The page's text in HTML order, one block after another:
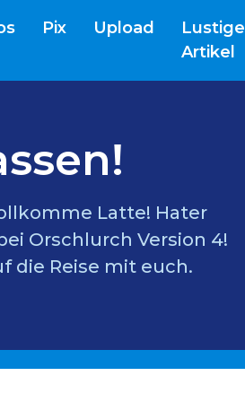
Pix Upload
Lustige
Artikel
Latte! Hater
Orschlurch Version 4!
die Reise mit euch.